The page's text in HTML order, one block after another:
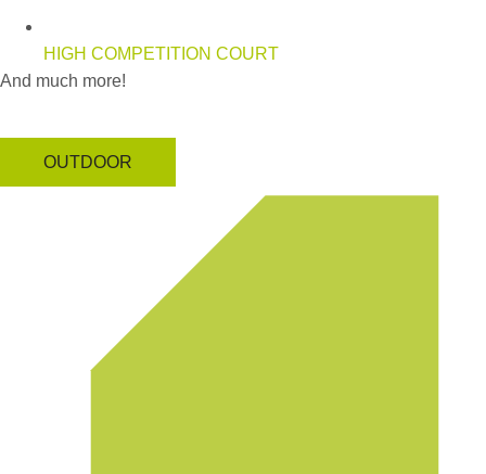
HIGH COMPETITION COURT
And much more!
OUTDOOR